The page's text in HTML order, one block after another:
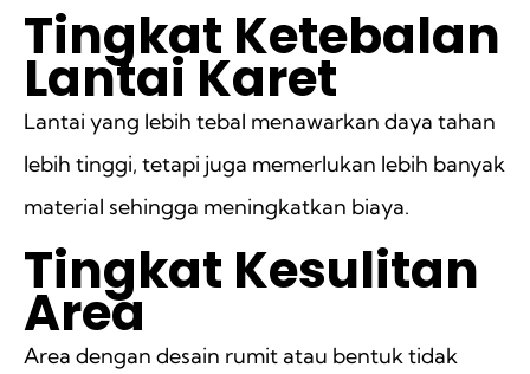
Tingkat Ketebalan
Lantai Karet
Lantai yang lebih tebal menawarkan daya tahan
lebih tinggi, tetapi juga memerlukan lebih banyak
material sehingga meningkatkan biaya.
Tingkat Kesulitan
Area
Area dengan desain rumit atau bentuk tidak